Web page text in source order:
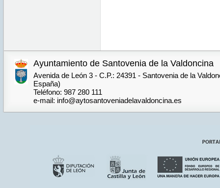
Ayuntamiento de Santovenia de la Valdoncina
Avenida de León 3 - C.P.: 24391 - Santovenia de la
España)
Teléfono: 987 280 111
e-mail: info@aytosantoveniadelavaldoncina.es